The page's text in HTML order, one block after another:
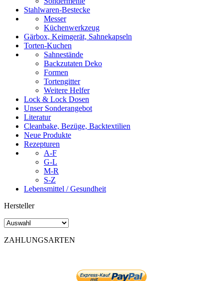
Stahlwaren-Bestecke
Messer
Küchenwerkzeug
Gärbox, Keimgerät, Sahnekapseln
Torten-Kuchen
Sahnestände
Backzutaten Deko
Formen
Tortengitter
Weitere Helfer
Lock & Lock Dosen
Unser Sonderangebot
Literatur
Cleanbake, Bezüge, Backtextilien
Neue Produkte
Rezepturen
A-F
G-L
M-R
S-Z
Lebensmittel / Gesundheit
Hersteller
ZAHLUNGSARTEN